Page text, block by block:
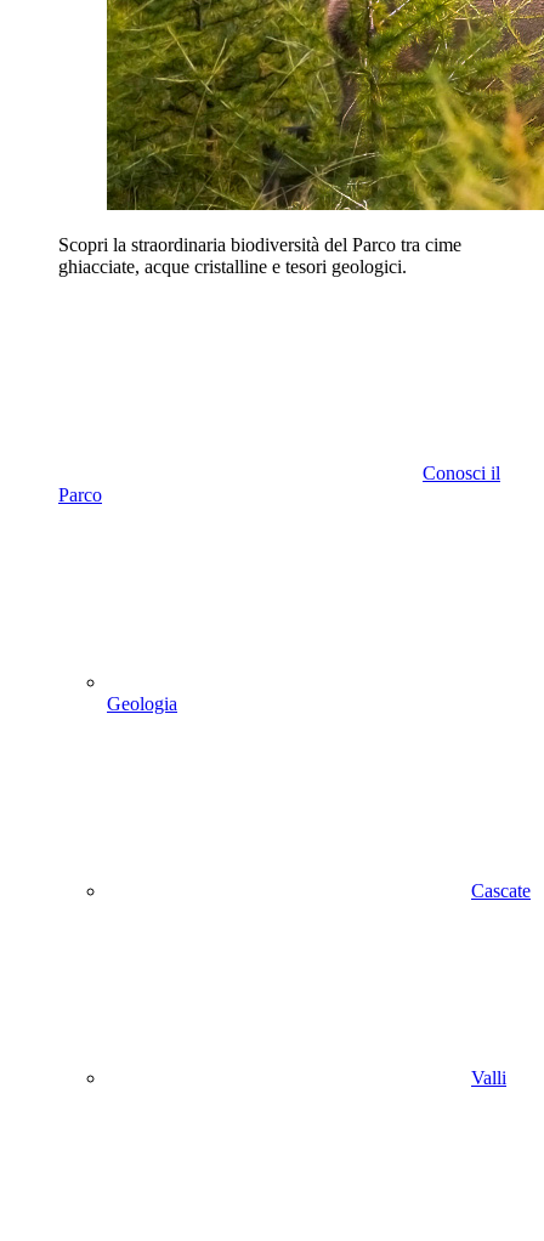
Scopri la straordinaria biodiversità del Parco tra cime
ghiacciate, acque cristalline e tesori geologici.
Conosci il
Parco
Geologia
Cascate
Valli